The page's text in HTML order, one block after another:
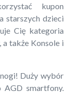
kupon
starszych dzieci
Cię kategoria
także Konsole i
Duży wybór
AGD smartfony.